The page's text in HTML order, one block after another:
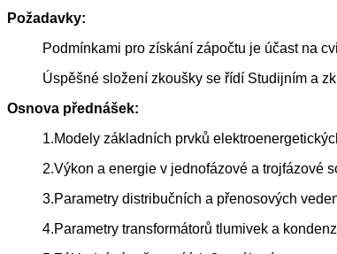
Požadavky:
Podmínkami pro získání zápočtu je účast na
Úspěšné složení zkoušky se řídí Studijním a
Osnova přednášek:
1.Modely základních prvků
2.Výkon a energie v jednofázové a trojfázové
3.Parametry distribučních a přenosových
4.Parametry transformátorů tlumivek a